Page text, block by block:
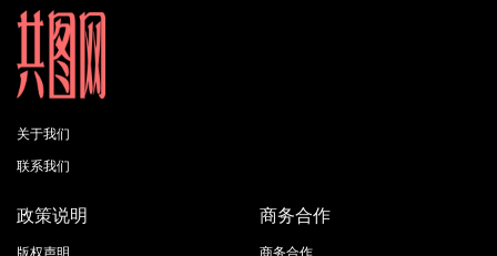
关于我们
联系我们
政策说明
版权声明
商务合作
商务合作